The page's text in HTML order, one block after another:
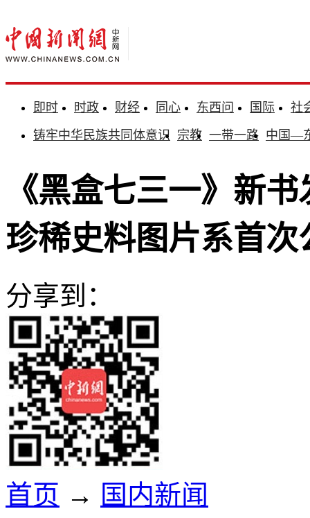
即时 时政 财经 同心 东西问 国际
社
铸牢中华民族共同体意识 宗教 一带一路 中国—
《黑盒七三一》新
珍稀史料图片系首次
分享到：
首页 → 国内新闻